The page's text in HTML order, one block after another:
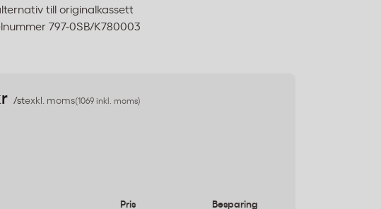
till originalkassett
797-0SB/K780003
/stexkl. moms(1069 inkl. moms)
Pris Besparing